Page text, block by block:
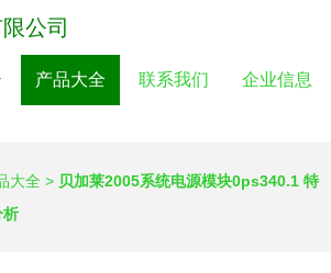
公司
产品大全 联系我们 企业信息
大全 > 贝加莱2005系统电源模块0ps340.1 特
析